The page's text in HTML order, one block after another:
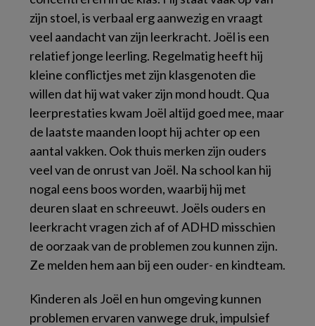
zijn stoel, is verbaal erg aanwezig en vraagt
veel aandacht van zijn leerkracht. Joël is een
relatief jonge leerling. Regelmatig heeft hij
kleine conflictjes met zijn klasgenoten die
willen dat hij wat vaker zijn mond houdt. Qua
leerprestaties kwam Joël altijd goed mee, maar
de laatste maanden loopt hij achter op een
aantal vakken. Ook thuis merken zijn ouders
veel van de onrust van Joël. Na school kan hij
nogal eens boos worden, waarbij hij met
deuren slaat en schreeuwt. Joëls ouders en
leerkracht vragen zich af of ADHD misschien
de oorzaak van de problemen zou kunnen zijn.
Ze melden hem aan bij een ouder- en kindteam.
Kinderen als Joël en hun omgeving kunnen
problemen ervaren vanwege druk, impulsief